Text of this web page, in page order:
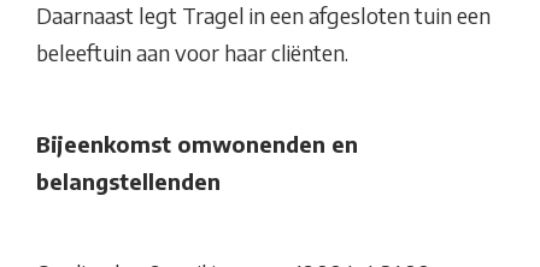
Daarnaast legt Tragel in een afgesloten tuin een
beleeftuin aan voor haar cliënten.
Bijeenkomst omwonenden en
belangstellenden